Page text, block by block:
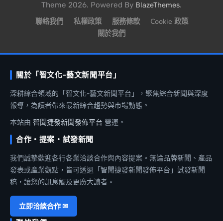
Theme 2026. Powered By BlazeThemes.
聯絡我們 私權政策 服務條款
Cookie 政策
關於我們
關於「智文化-藝文新聞平台」
深耕綜合領域的「智文化-藝文新聞平台」，聚焦綜合新聞與深度
報導，為讀者帶來最新綜合趨勢與市場動態。
本站由 智聞捷發新聞發佈平台 營運。
合作・提案・試發新聞
我們誠摯歡迎各行各業洽談合作與內容提案。無論品牌新聞、產品
發表或產業觀點，皆可透過「智聞捷發新聞發佈平台」試發新聞
稿，讓您的訊息觸及更廣大讀者。
立即洽談合作 ✉